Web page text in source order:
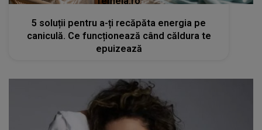
5 soluții pentru a-ți recăpăta energia pe
caniculă. Ce funcționează când căldura te
epuizează